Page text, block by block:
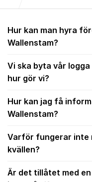
Våra
Hur kan man hyra
Wallenstam?
Vi ska byta vår
hur gör vi?
Hur kan jag få
Wallenstam?
Varför fungerar inte
kvällen?
Är det tillåtet med